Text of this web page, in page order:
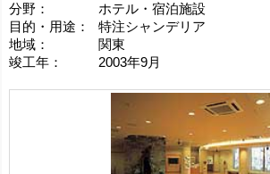
分野：
ホテル・宿泊施設
目的・用途：
特注シャンデリア
地域：
関東
竣工年：
2003年9月